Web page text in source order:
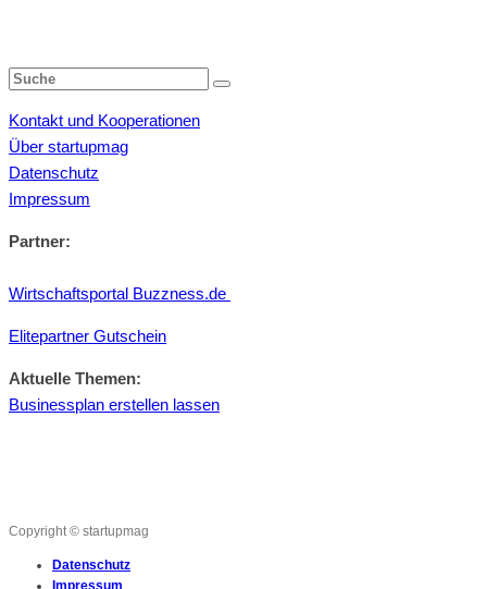
Kontakt und Kooperationen
Über startupmag
Datenschutz
Impressum
Partner:
Wirtschaftsportal Buzzness.de
Elitepartner Gutschein
Aktuelle Themen:
Businessplan erstellen lassen
Copyright © startupmag
Datenschutz
Impressum